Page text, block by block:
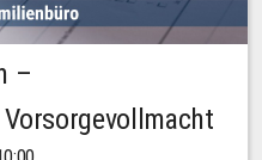
–